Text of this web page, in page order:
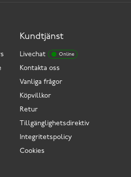
Kundtjänst
Livechat Online
Kontakta oss
Vanliga frågor
Köpvillkor
Retur
Tillgänglighetsdirektiv
Integritetspolicy
Cookies